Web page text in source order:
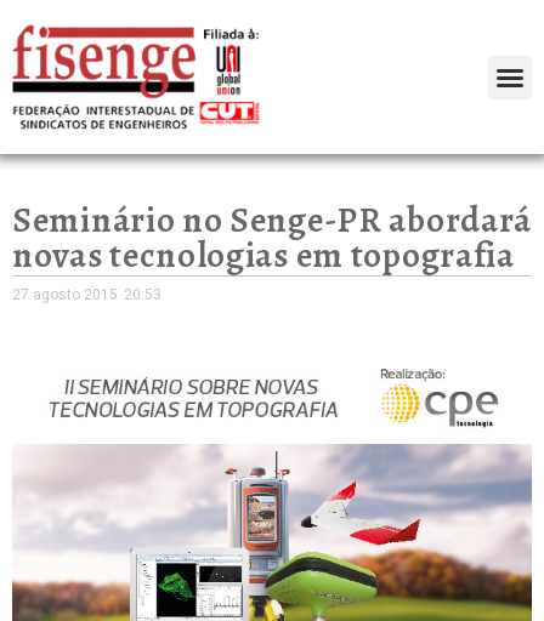
Seminário no Senge-PR abordará
novas tecnologias em topografia
27 agosto 2015 20:53